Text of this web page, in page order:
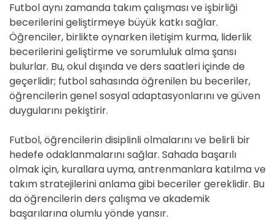
Futbol aynı zamanda takım çalışması ve işbirliği
becerilerini geliştirmeye büyük katkı sağlar.
Öğrenciler, birlikte oynarken iletişim kurma, liderlik
becerilerini geliştirme ve sorumluluk alma şansı
bulurlar. Bu, okul dışında ve ders saatleri içinde de
geçerlidir; futbol sahasında öğrenilen bu beceriler,
öğrencilerin genel sosyal adaptasyonlarını ve güven
duygularını pekiştirir.
Futbol, öğrencilerin disiplinli olmalarını ve belirli bir
hedefe odaklanmalarını sağlar. Sahada başarılı
olmak için, kurallara uyma, antrenmanlara katılma ve
takım stratejilerini anlama gibi beceriler gereklidir. Bu
da öğrencilerin ders çalışma ve akademik
başarılarına olumlu yönde yansır.